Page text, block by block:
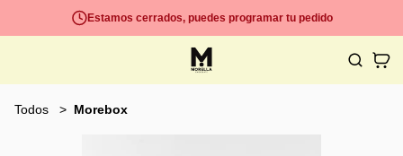
Estamos cerrados, puedes programar tu pedido
Todos Morebox